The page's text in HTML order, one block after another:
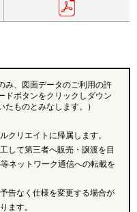
み、図面データのご利用の許
ボタンをクリックしダウン
ものとみなします。）
クリエイトに帰属します。
して第三者へ販売・譲渡を目
ネットワーク通信への転載を
告なく仕様を変更する場合が
ます。